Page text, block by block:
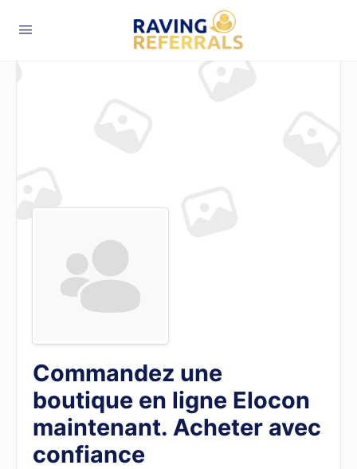
Commandez une
boutique en ligne Elocon
maintenant. Acheter avec
confiance